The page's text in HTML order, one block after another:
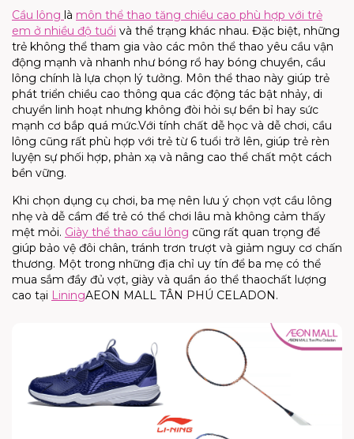
Cầu lông là môn thể thao tăng chiều cao phù hợp với trẻ
em ở nhiều độ tuổi và thể trạng khác nhau. Đặc biệt, những
trẻ không thể tham gia vào các môn thể thao yêu cầu vận
động mạnh và nhanh nhưbóng rổ hay bóng chuyền, cầu
lông chính là lựa chọn lý tưởng. Môn thể thao này giúp trẻ
phát triển chiều cao thông qua các động tác bật nhảy, di
chuyển linh hoạt nhưng không đòi hỏi sự bền bỉ hay sức
mạnh cơ bắp quá mức.Với tính chất dễ học và dễ chơi, cầu
lông cũng rất phù hợp với trẻ từ 6 tuổi trở lên, giúp trẻ rèn
luyện sự phối hợp, phản xạ và nâng cao thể chất một cách
bền vững.
Khi chọn dụng cụ chơi, ba mẹ nên lưu ý chọn vợt cầu lông
nhẹ và dễ cầm để trẻ có thể chơi lâu mà không cảm thấy
mệt mỏi. Giày thể thao cầu lông cũng rất quan trọng để
giúp bảo vệ đôi chân, tránh trơn trượt và giảm nguy cơ chấn
thương. Một trong những địa chỉ uy tín để ba mẹ có thể
mua sắm đầy đủ vợt, giày và quần áo thể thaochất lượng
cao tại LiningAEON MALL TÂN PHÚ CELADON.